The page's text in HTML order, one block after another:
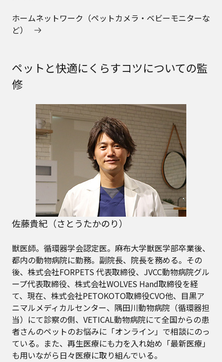
ホームネットワーク（ペットカメラ・ベビーモニターな
ど）
ペットと快適にくらすコツについての監
修
佐藤貴紀（さとうたかのり）
獣医師。循環器学会認定医。麻布大学獣医学部卒業後、
都内の動物病院に勤務。副院長、院長を務める。その
後、株式会社FORPETS 代表取締役、JVCC動物病院グル
ープ代表取締役、株式会社WOLVES Hand取締役を経
て、現在、株式会社PETOKOTO取締役CVO他、目黒ア
ニマルメディカルセンター、隅田川動物病院（循環器担
当）にて診察の側、VETICAL動物病院にて全国からの患
者さんのペットのお悩みに「オンライン」で相談にのっ
ている。また、再生医療にも力を入れ始め「最新医療」
も用いながら日々医療に取り組んでいる。